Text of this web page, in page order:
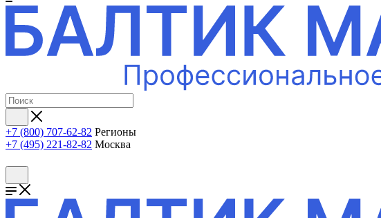
+7 (800) 707-62-82 Регионы
+7 (495) 221-82-82 Москва